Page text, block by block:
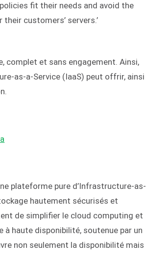
fit their needs and avoid the
customers’ servers.’
complet et sans engagement. Ainsi,
as-a-Service (IaaS) peut offrir, ainsi
plateforme pure d’Infrastructure-as-
hautement sécurisés et
de simplifier le cloud computing et
à haute disponibilité, soutenue par un
non seulement la disponibilité mais